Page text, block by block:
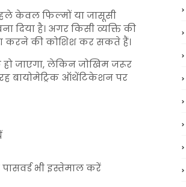
केवल फिल्मों या जासूसी
दिया है। अगर किसी व्यक्ति की
करने की कोशिश कर सकते हैं।
जाएगा, लेकिन जोखिम जरूर
बायोमेट्रिक ऑथेंटिकेशन पर
भी इस्तेमाल करें